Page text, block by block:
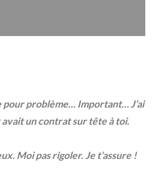
pour problème… Important… J’ai
avait un contrat sur tête à toi.
Moi pas rigoler. Je t’assure !